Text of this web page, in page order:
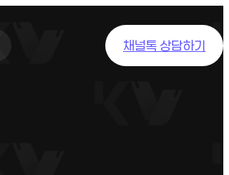
채널톡 상담하기